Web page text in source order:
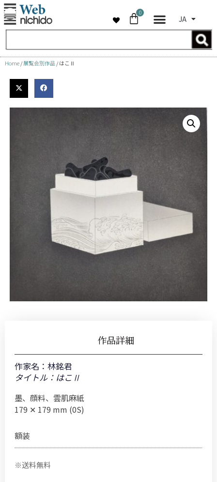
コ
テ
ン
ス
キ
0
JA
Home/展覧会別作品 / はこⅡ
作品詳細
作家名： 林銘君
タイトル：はこⅡ
墨、顔料、雲肌麻紙
179 ✕ 179 mm (0S)
額装
※送料無料